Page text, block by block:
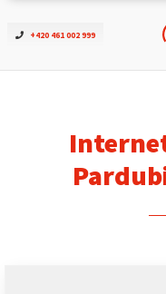
+420 461 002 999
Ověřit
ČEZNET TV